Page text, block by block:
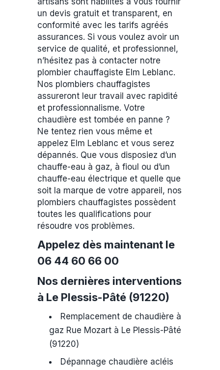
un devis gratuit et transparent, en
conformité avec les tarifs agréés
assurances. Si vous voulez avoir un
service de qualité, et professionnel,
n’hésitez pas à contacter notre
plombier chauffagiste Elm Leblanc.
Nos plombiers chauffagistes
assureront leur travail avec rapidité
et professionnalisme. Votre
chaudière est tombée en panne ?
Ne tentez rien vous même et
appelez Elm Leblanc et vous serez
dépannés. Que vous disposiez d’un
chauffe-eau à gaz, à fioul ou d’un
chauffe-eau électrique et quelle que
soit la marque de votre appareil, nos
plombiers chauffagistes possèdent
toutes les qualifications pour
résoudre vos problèmes.
Appelez dès maintenant le
06 44 60 66 00
Nos dernières interventions
à Le Plessis-Pâté (91220)
Remplacement de chaudière à
gaz Rue Mozart à Le Plessis-Pâté
(91220)
Dépannage chaudière acléis